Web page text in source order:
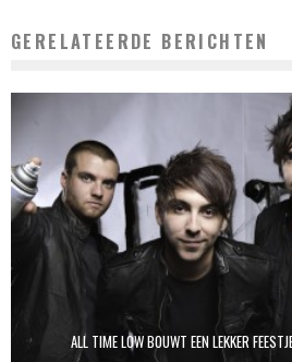
GERELATEERDE BERICHTEN
ALL TIME LOW BOUWT EEN LEKKER